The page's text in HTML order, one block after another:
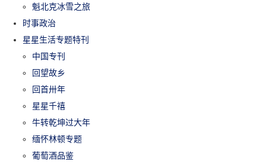
魁北克冰雪之旅
时事政治
星星生活专题特刊
中国专刊
回望故乡
回首卅年
星星千禧
牛转乾坤过大年
缅怀林顿专题
葡萄酒品鉴